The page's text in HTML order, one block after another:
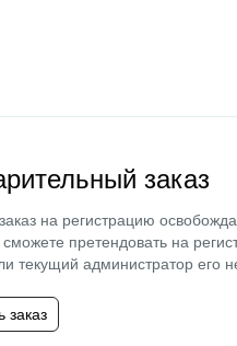
заказ
на регистрацию
претендовать на
текущий администратор его